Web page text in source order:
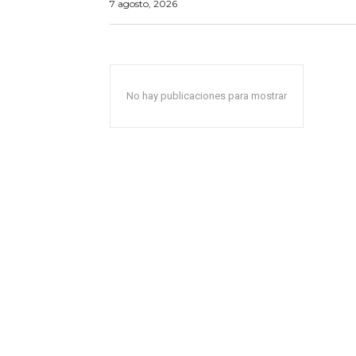
7 agosto, 2026
No hay publicaciones para mostrar